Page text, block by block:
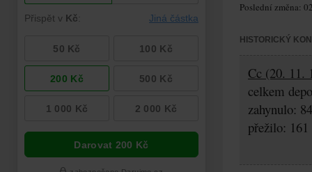
Poslední změna:
HISTORICKÝ
Cc (20. 11.
celkem
zahynulo:
přežilo: 161